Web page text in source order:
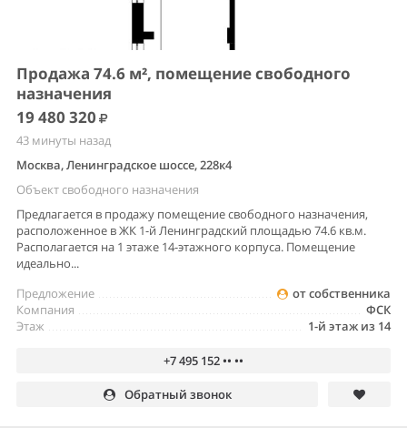
Продажа 74.6 м², помещение свободного
назначения
19 480 320
43 минуты назад
Москва, Ленинградское шоссе, 228к4
Объект свободного назначения
Предлагается в продажу помещение свободного назначения,
расположенное в ЖК 1-й Ленинградский площадью 74.6 кв.м.
Располагается на 1 этаже 14-этажного корпуса. Помещение
идеально...
от собственника
Предложение
ФСК
Компания
1-й этаж из 14
Этаж
+7 495 152 •• ••
Обратный звонок